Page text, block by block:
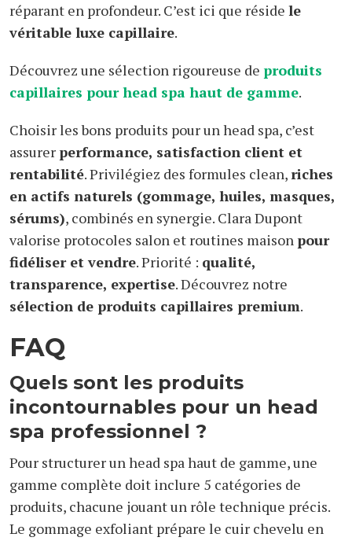
réparant en profondeur. C’est ici que réside le
véritable luxe capillaire.
Découvrez une sélection rigoureuse de produits
capillaires pour head spa haut de gamme.
Choisir les bons produits pour un head spa, c’est
assurer performance, satisfaction client et
rentabilité. Privilégiez des formules clean,riches
en actifs naturels (gommage, huiles, masques,
sérums), combinés en synergie. Clara Dupont
valorise protocoles salon et routines maison pour
fidéliser et vendre. Priorité : qualité,
transparence, expertise. Découvrez notre
sélection de produits capillaires premium.
FAQ
Quels sont les produits
incontournables pour un head
spa professionnel ?
Pour structurer un head spa haut de gamme, une
gamme complète doit inclure 5 catégories de
produits, chacune jouant un rôle technique précis.
Le gommage exfoliant prépare le cuir chevelu en